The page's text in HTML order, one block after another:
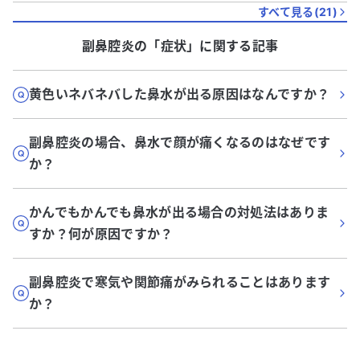
すべて見る(21)
副鼻腔炎の「症状」に関する記事
黄色いネバネバした鼻水が出る原因はなんですか？
副鼻腔炎の場合、鼻水で顔が痛くなるのはなぜです
か？
かんでもかんでも鼻水が出る場合の対処法はありま
すか？何が原因ですか？
副鼻腔炎で寒気や関節痛がみられることはあります
か？